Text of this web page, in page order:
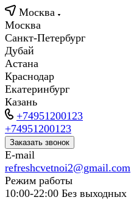
Москва
Москва
Санкт-Петербург
Дубай
Астана
Краснодар
Екатеринбург
Казань
+74951200123
+74951200123
Заказать звонок
E-mail
refreshcvetnoi2@gmail.com
Режим работы
10:00-22:00 Без выходных